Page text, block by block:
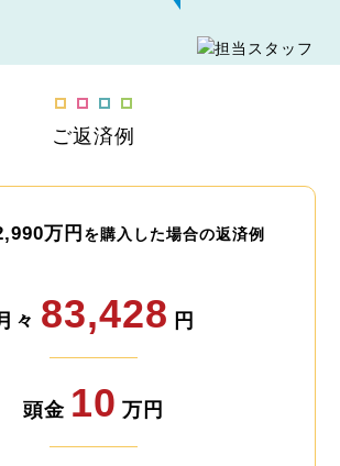
ご返済例
万円 を購入した場合の返済例
々 83,428 円
頭金 10 万円